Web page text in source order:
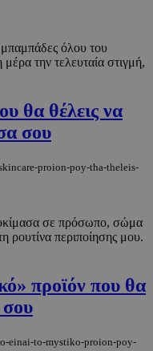
μπαμπάδες όλου του
την τελευταία στιγμή,
θα θέλεις να
σου
proion-poy-tha-theleis-
σε πρόσωπο, σώμα
ρουτίνα περιποίησης μου.
προϊόν που θα
einai-to-mystiko-proion-poy-
Cloudflare Inc.
29 λεπτά
Google